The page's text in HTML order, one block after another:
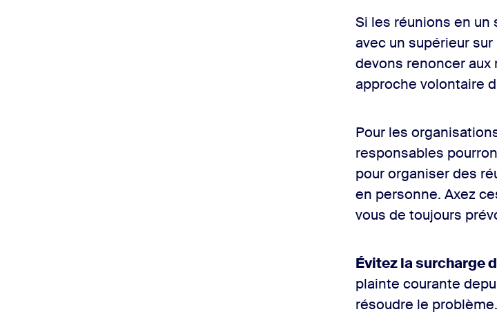
Si les réunions en
avec un supérieur
devons renoncer
approche volontaire
Pour les
responsables
pour organiser des
en personne. Axez
vous de toujours
Évitez la surcharge
plainte courante
résoudre le problème.